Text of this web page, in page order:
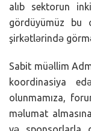
alıb sektorun
gördüyümüz bu
şirkətlərində
Sabit müəllim
koordinasiya
olunmamıza,
məlumat